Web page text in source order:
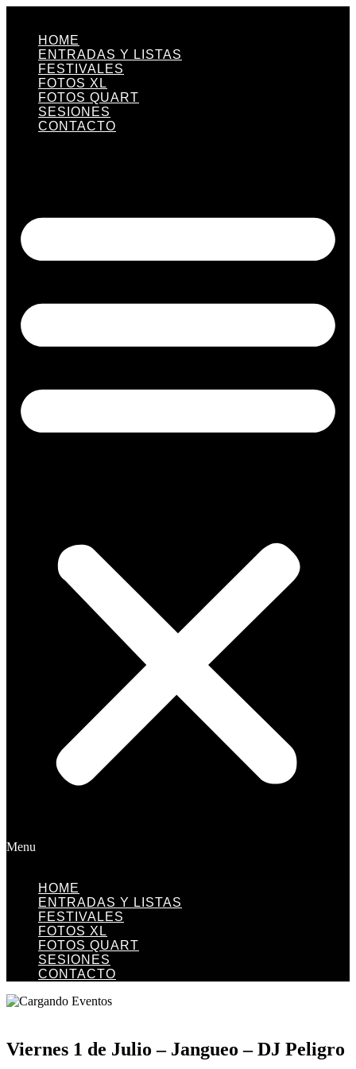
contenidoHOME
ENTRADAS Y LISTAS
FESTIVALES
FOTOS XL
FOTOS QUART
SESIONES
CONTACTO
Menu
HOME
ENTRADAS Y LISTAS
FESTIVALES
FOTOS XL
FOTOS QUART
SESIONES
CONTACTO
Viernes 1 de Julio – Jangueo – DJ Peligro